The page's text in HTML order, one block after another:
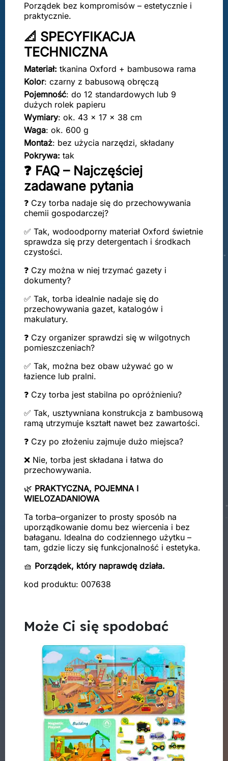
Porządek bez kompromisów – estetycznie i
praktycznie.
📐 SPECYFIKACJA
TECHNICZNA
Materiał: tkanina Oxford + bambusowa rama
Kolor: czarny z babusową obręczą
Pojemność: do 12 standardowych lub 9
dużych rolek papieru
Wymiary: ok. 43 × 17 × 38 cm
Waga: ok. 600 g
Montaż: bez użycia narzędzi, składany
Pokrywa: tak
❓ FAQ – Najczęściej
zadawane pytania
❓ Czy torba nadaje się do przechowywania
chemii gospodarczej?
✅ Tak, wodoodporny materiał Oxford świetnie
sprawdza się przy detergentach i środkach
czystości.
❓ Czy można w niej trzymać gazety i
dokumenty?
✅ Tak, torba idealnie nadaje się do
przechowywania gazet, katalogów i
makulatury.
❓ Czy organizer sprawdzi się w wilgotnych
pomieszczeniach?
✅ Tak, można bez obaw używać go w
łazience lub pralni.
❓ Czy torba jest stabilna po opróżnieniu?
✅ Tak, usztywniana konstrukcja z bambusową
ramą utrzymuje kształt nawet bez zawartości.
❓ Czy po złożeniu zajmuje dużo miejsca?
❌ Nie, torba jest składana i łatwa do
przechowywania.
🌿 PRAKTYCZNA, POJEMNA I
WIELOZADANIOWA
Ta torba–organizer to prosty sposób na
uporządkowanie domu bez wiercenia i bez
bałaganu. Idealna do codziennego użytku –
tam, gdzie liczy się funkcjonalność i estetyka.
🧺 Porządek, który naprawdę działa.
kod produktu: 007638
Może Ci się spodobać